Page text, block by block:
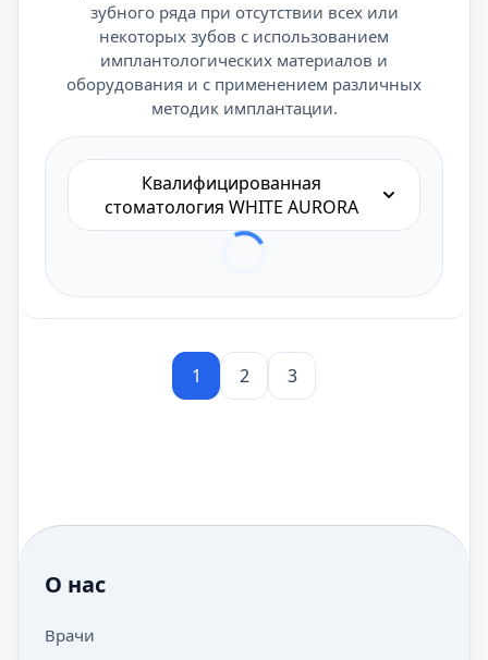
зубного ряда при отсутствии всех или
некоторых зубов с использованием
имплантологических материалов и
оборудования и с применением различных
методик имплантации.
Квалифицированная
стоматология WHITE AURORA
1 2 3
О нас
Врачи